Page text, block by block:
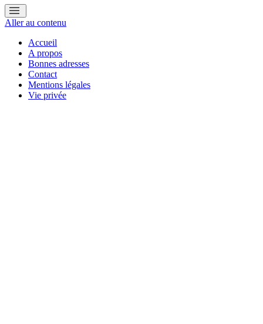
Aller au contenu
Accueil
A propos
Bonnes adresses
Contact
Mentions légales
Vie privée